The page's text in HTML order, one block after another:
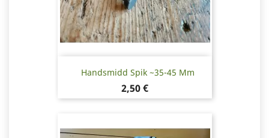
Handsmidd Spik ~35-45 Mm
Pris
2,50 €